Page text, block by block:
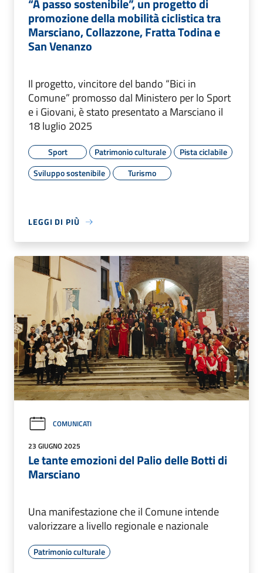
“A passo sostenibile”, un progetto di
promozione della mobilità ciclistica tra
Marsciano, Collazzone, Fratta Todina e
San Venanzo
Il progetto, vincitore del bando “Bici in
Comune” promosso dal Ministero per lo Sport
e i Giovani, è stato presentato a Marsciano il
18 luglio 2025
Sport Patrimonio culturale
Pista ciclabile
Sviluppo sostenibile
Turismo
LEGGI DI PIÙ
COMUNICATI
23 GIUGNO 2025
Le tante emozioni del Palio delle Botti di
Marsciano
Una manifestazione che il Comune intende
valorizzare a livello regionale e nazionale
Patrimonio culturale